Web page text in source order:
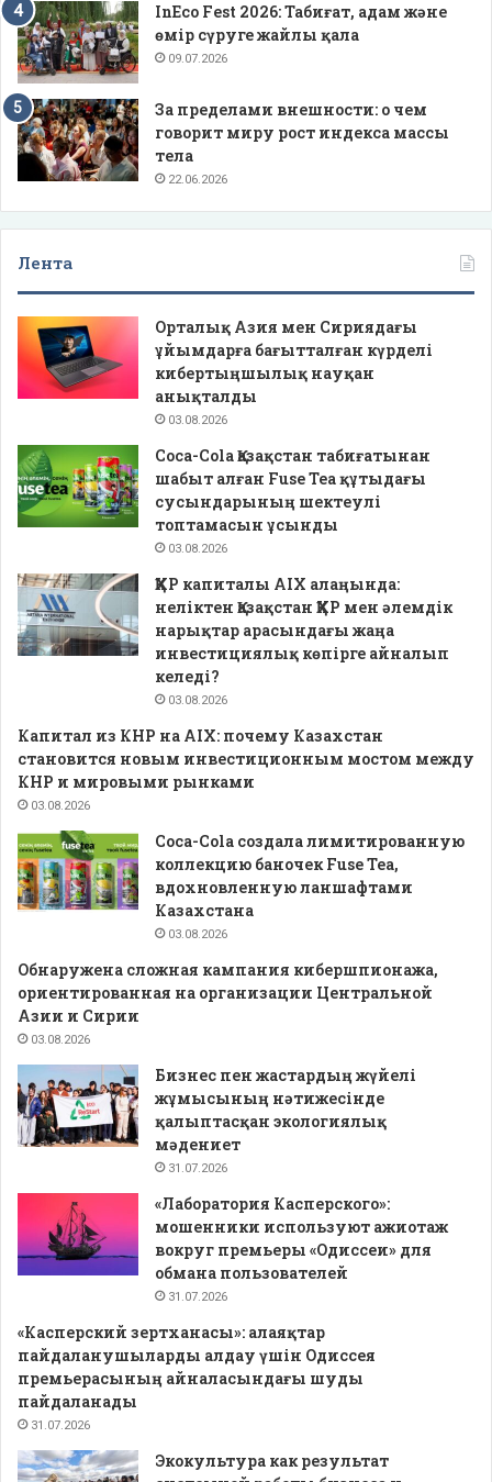
InEco Fest 2026: Табиғат, адам және
өмір сүруге жайлы қала
09.07.2026
За пределами внешности: о чем
говорит миру рост индекса массы
тела
22.06.2026
Лента
Орталық Азия мен Сириядағы
ұйымдарға бағытталған күрделі
кибертыңшылық науқан
анықталды
03.08.2026
Coca-Cola Қазақстан табиғатынан
шабыт алған Fuse Tea құтыдағы
сусындарының шектеулі
топтамасын ұсынды
03.08.2026
ҚХР капиталы AIX алаңында:
неліктен Қазақстан ҚХР мен әлемдік
нарықтар арасындағы жаңа
инвестициялық көпірге айналып
келеді?
03.08.2026
Капитал из КНР на AIX: почему Казахстан
становится новым инвестиционным мостом между
КНР и мировыми рынками
03.08.2026
Coca-Cola создала лимитированную
коллекцию баночек Fuse Tea,
вдохновленную ланшафтами
Казахстана
03.08.2026
Обнаружена сложная кампания кибершпионажа,
ориентированная на организации Центральной
Азии и Сирии
03.08.2026
Бизнес пен жастардың жүйелі
жұмысының нәтижесінде
қалыптасқан экологиялық
мәдениет
31.07.2026
«Лаборатория Касперского»:
мошенники используют ажиотаж
вокруг премьеры «Одиссеи» для
обмана пользователей
31.07.2026
«Касперский зертханасы»: алаяқтар
пайдаланушыларды алдау үшін Одиссея
премьерасының айналасындағы шуды
пайдаланады
31.07.2026
Экокультура как результат